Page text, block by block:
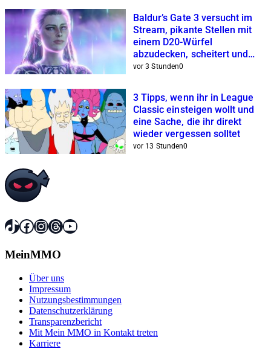
Baldur’s Gate 3 versucht im
Stream, pikante Stellen mit
einem D20-Würfel
abzudecken, scheitert und
wird gebannt
vor 3 Stunden0
3 Tipps, wenn ihr in League
Classic einsteigen wollt und
eine Sache, die ihr direkt
wieder vergessen solltet
vor 13 Stunden0
TikTok
Facebook
Instagram
Threads
YouTube
MeinMMO
Über uns
Impressum
Nutzungsbestimmungen
Datenschutzerklärung
Transparenzbericht
Mit Mein MMO in Kontakt treten
Karriere